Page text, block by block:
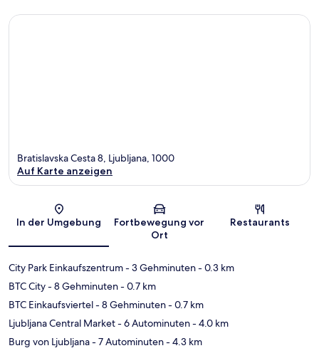
Karte
Bratislavska Cesta 8, Ljubljana, 1000
Auf Karte anzeigen
In der Umgebung
Fortbewegung vor
Ort
Restaurants
City Park Einkaufszentrum- 3 Gehminuten- 0.3 km
BTC City- 8 Gehminuten- 0.7 km
BTC Einkaufsviertel- 8 Gehminuten- 0.7 km
Ljubljana Central Market- 6 Autominuten- 4.0 km
Burg von Ljubljana- 7 Autominuten- 4.3 km